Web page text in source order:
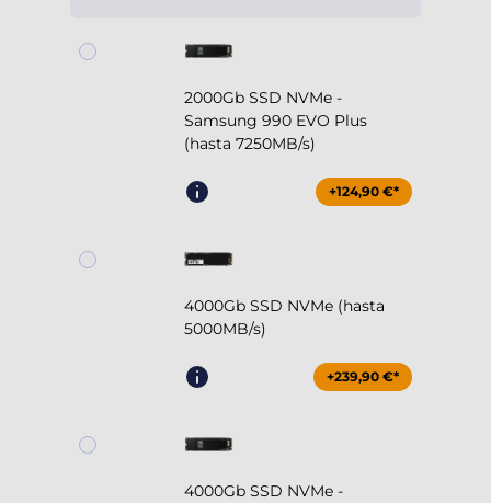
2000Gb SSD NVMe -
Samsung 990 EVO Plus
(hasta 7250MB/s)
+124,90 €*
4000Gb SSD NVMe (hasta
5000MB/s)
+239,90 €*
4000Gb SSD NVMe -